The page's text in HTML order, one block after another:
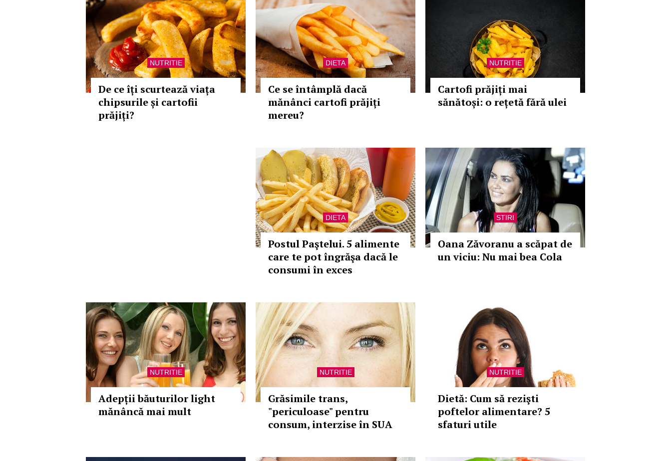
NUTRITIE
De ce îți scurtează viața
chipsurile și cartofii
prăjiți?
DIETA
Ce se întâmplă dacă
mănânci cartofi prăjiți
mereu?
NUTRITIE
Cartofi prăjiți mai
sănătoși: o rețetă fără ulei
DIETA
Postul Paştelui. 5 alimente
care te pot îngrăşa dacă le
consumi în exces
STIRI
Oana Zăvoranu a scăpat de
un viciu: Nu mai bea Cola
NUTRITIE
Adepții băuturilor light
mănâncă mai mult
NUTRITIE
Grăsimile trans,
"periculoase" pentru
consum, interzise în SUA
NUTRITIE
Dietă: Cum să rezişti
poftelor alimentare? 5
sfaturi utile